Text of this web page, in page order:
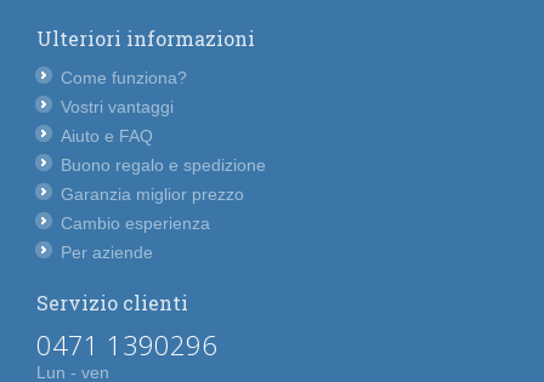
Ulteriori informazioni
Come funziona?
Vostri vantaggi
Aiuto e FAQ
Buono regalo e spedizione
Garanzia miglior prezzo
Cambio esperienza
Per aziende
Servizio clienti
0471 1390296
Lun - ven